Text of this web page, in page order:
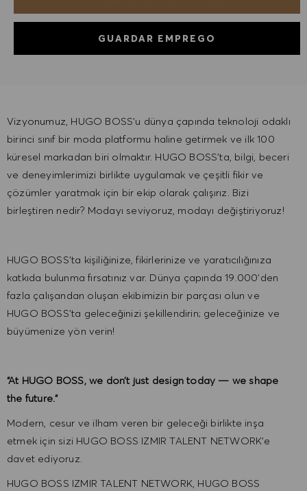
GUARDAR EMPREGO
Vizyonumuz, HUGO BOSS'u dünya çapında teknoloji odaklı
birinci sınıf bir moda platformu haline getirmek ve ilk 100
küresel markadan biri olmaktır. HUGO BOSS'ta, bilgi, beceri
ve deneyimlerimizi birlikte uygulamak ve çeşitli fikir ve
çözümler yaratmak için bir ekip olarak çalışırız. Bizi
birleştiren nedir? Modayı seviyoruz, modayı değiştiriyoruz!
HUGO BOSS'ta kişiliğinize, fikirlerinize ve yaratıcılığınıza
katkıda bulunma fırsatınız var. Dünya çapında 19.000'den
fazla çalışandan oluşan ekibimizin bir parçası olun ve
HUGO BOSS'ta geleceğinizi şekillendirin; geleceğinize ve
büyümenize yön verin!
“At HUGO BOSS, we don’t just design today — we shape
the future.”
Modern, cesur ve ilham veren bir geleceği birlikte inşa
etmek için sizi HUGO BOSS IZMIR TALENT NETWORK’e
davet ediyoruz.
HUGO BOSS IZMIR TALENT NETWORK, HUGO BOSS